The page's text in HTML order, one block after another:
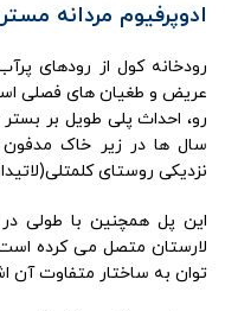
ادوپرفیوم مردانه
رودخانه کول از رودهای
عریض و طغیان های فصلی
رو، احداث پلی طویل بر
نزدیکی روستای
این پل همچنین با طولی
لارستان متصل می کرده
توان به ساختار متفاوت آن